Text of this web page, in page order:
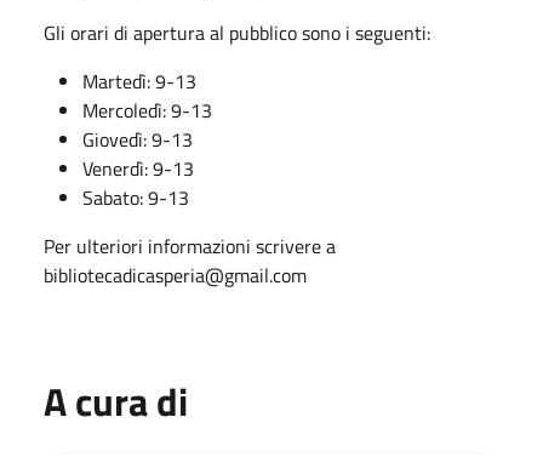
Gli orari di apertura al pubblico sono i seguenti:
Martedì: 9-13
Mercoledì: 9-13
Giovedì: 9-13
Venerdì: 9-13
Sabato: 9-13
Per ulteriori informazioni scrivere a
bibliotecadicasperia@gmail.com
A cura di